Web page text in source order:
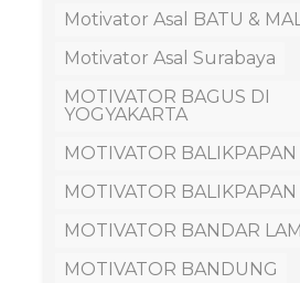
Motivator Asal BATU &
Motivator Asal Surabaya
MOTIVATOR BAGUS DI
YOGYAKARTA
MOTIVATOR BALIKPAPAN
MOTIVATOR BALIKPAPAN
MOTIVATOR BANDAR
MOTIVATOR BANDUNG